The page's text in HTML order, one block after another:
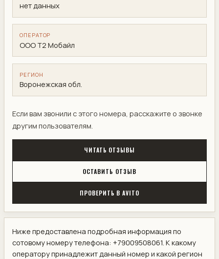
нет данных
ОПЕРАТОР
ООО Т2 Мобайл
РЕГИОН
Воронежская обл.
Если вам звонили с этого номера, расскажите о звонке
другим пользователям.
ЧИТАТЬ ОТЗЫВЫ
ОСТАВИТЬ ОТЗЫВ
ПРОВЕРИТЬ В AVITO
Ниже предоставлена подробная информация по
сотовому номеру телефона: +79009508061. К какому
оператору принадлежит данный номер и какой регион